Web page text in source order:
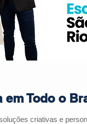
Todo o
criativas e